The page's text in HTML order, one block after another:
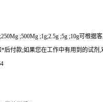
;500Mg ;1g;2.5g ;5g ;10g可根据
*后付款;如果您在工作中有用到的试剂 ,